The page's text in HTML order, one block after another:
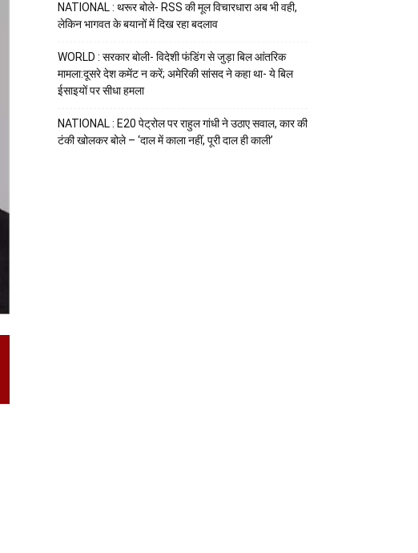
NATIONAL : थरूर बोले- RSS की मूल विचारधारा अब भी वही,
लेकिन भागवत के बयानों में दिख रहा बदलाव
WORLD : सरकार बोली- विदेशी फंडिंग से जुड़ा बिल आंतरिक
मामला:दूसरे देश कमेंट न करें; अमेरिकी सांसद ने कहा था- ये बिल
ईसाइयों पर सीधा हमला
NATIONAL : E20 पेट्रोल पर राहुल गांधी ने उठाए सवाल, कार की
टंकी खोलकर बोले – ‘दाल में काला नहीं, पूरी दाल ही काली’